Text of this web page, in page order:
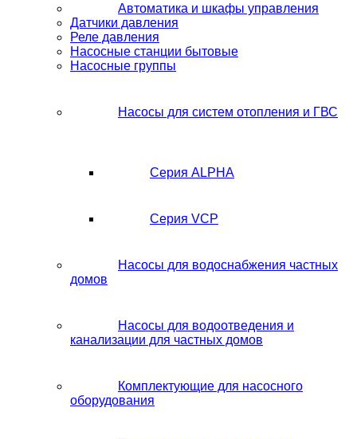
Автоматика и шкафы управления
Датчики давления
Реле давления
Насосные станции бытовые
Насосные группы
Насосы для систем отопления и ГВС
Серия ALPHA
Серия VCP
Насосы для водоснабжения частных
домов
Насосы для водоотведения и
канализации для частных домов
Комплектующие для насосного
оборудования